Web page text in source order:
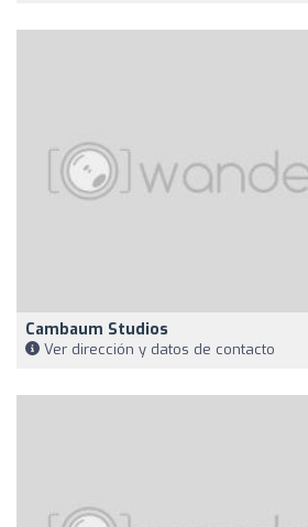
Cambaum Studios
Ver dirección y datos de contacto